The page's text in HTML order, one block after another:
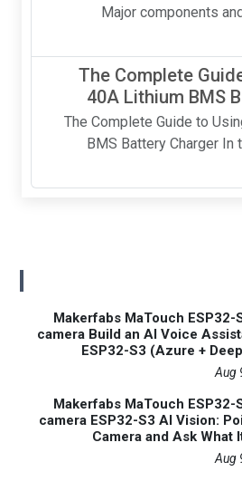
Major components
The Complete
40A Lithium BMS
The Complete Guide to
BMS Battery Charger
Makerfabs MaTouch
camera Build an AI Voice
ESP32-S3 (Azure +
Makerfabs MaTouch
camera ESP32-S3 AI Vision:
Camera and Ask